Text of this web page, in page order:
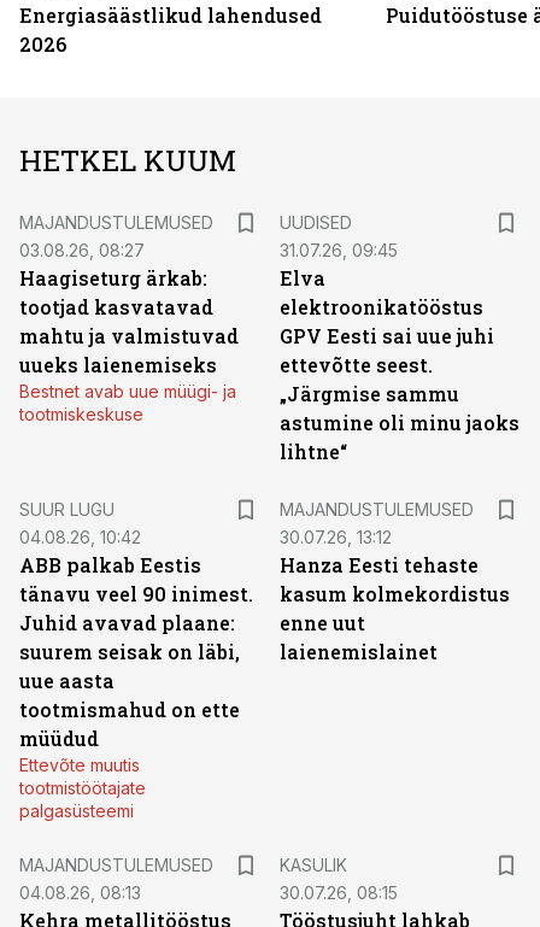
Energiasäästlikud lahendused
2026
Puidutööstuse
HETKEL KUUM
MAJANDUSTULEMUSED
03.08.26, 08:27
Haagiseturg ärkab:
tootjad kasvatavad
mahtu ja valmistuvad
uueks laienemiseks
Bestnet avab uue müügi- ja
tootmiskeskuse
UUDISED
31.07.26, 09:45
Elva
elektroonikatööstus
GPV Eesti sai uue juhi
ettevõtte seest.
„Järgmise sammu
astumine oli minu jaoks
lihtne“
SUUR LUGU
04.08.26, 10:42
ABB palkab Eestis
tänavu veel 90 inimest.
Juhid avavad plaane:
suurem seisak on läbi,
uue aasta
tootmismahud on ette
müüdud
Ettevõte muutis
tootmistöötajate
palgasüsteemi
MAJANDUSTULEMUSED
30.07.26, 13:12
Hanza Eesti tehaste
kasum kolmekordistus
enne uut
laienemislainet
MAJANDUSTULEMUSED
04.08.26, 08:13
Kehra metallitööstus
KASULIK
30.07.26, 08:15
Tööstusjuht lahkab